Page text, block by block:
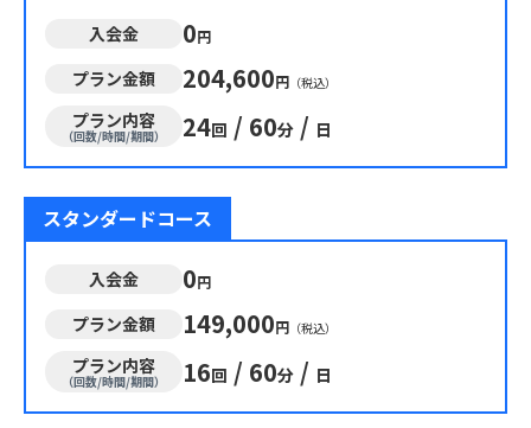
入会金 0円
プラン金額 204,600円 （税込）
プラン内容
（回数/時間/期間） 24回 / 60分 / 日
スタンダードコース
入会金 0円
プラン金額 149,000円 （税込）
プラン内容
（回数/時間/期間） 16回 / 60分 / 日